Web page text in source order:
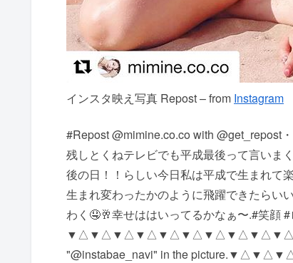
インスタ映え写真 Repost – from Instagram
#Repost @mimine.co.co with @get_repost
残しとくねテレビでも平成最後って言い
後の日！！らしい今日私は平成で生まれて
生まれ変わったかのように飛躍できたらい
わく🤤🥂幸せははいってるかなぁ〜.#笑顔
▼△▼△▼△▼△▼△▼△▼△▼△▼△▼△▼△
"@instabae_navi" in the picture.